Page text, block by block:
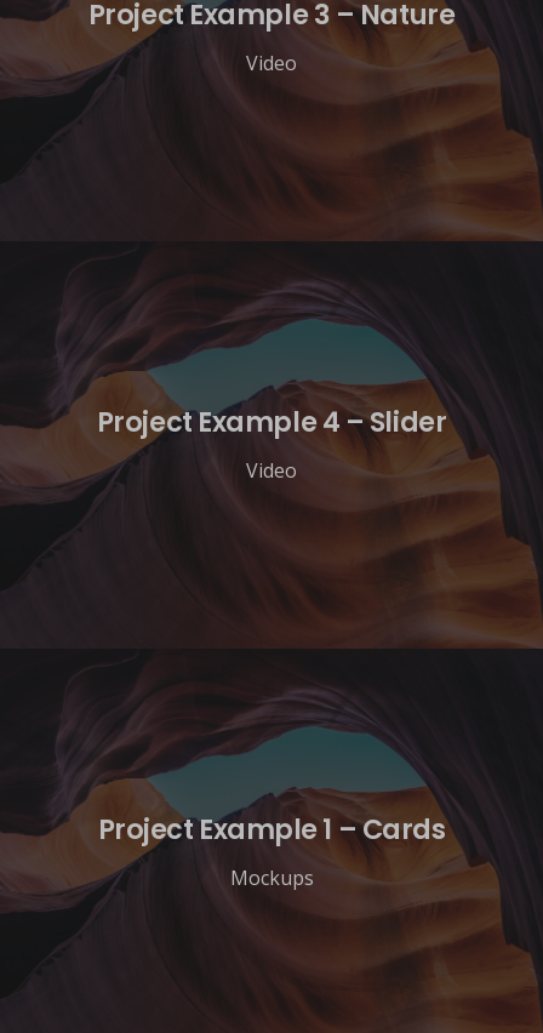
Project Example 3 – Nature
Video
Project Example 4 – Slider
Video
Project Example 1 – Cards
Mockups